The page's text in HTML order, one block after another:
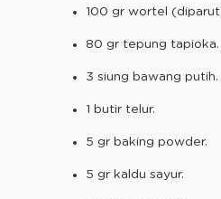
100 gr wortel
80 gr tepung tapioka.
3 siung bawang putih.
1 butir telur.
5 gr baking powder.
5 gr kaldu sayur.